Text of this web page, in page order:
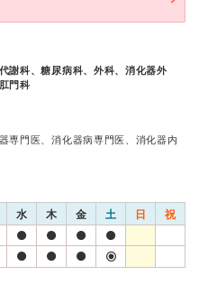
謝科、糖尿病科、外科、消化器外
門科
専門医、消化器病専門医、消化器内
水 木 金 土 日 祝